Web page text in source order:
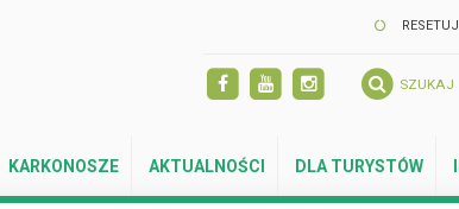
RESETUJ
SZUKAJ
KARKONOSZE AKTUALNOŚCI DLA TURYSTÓW